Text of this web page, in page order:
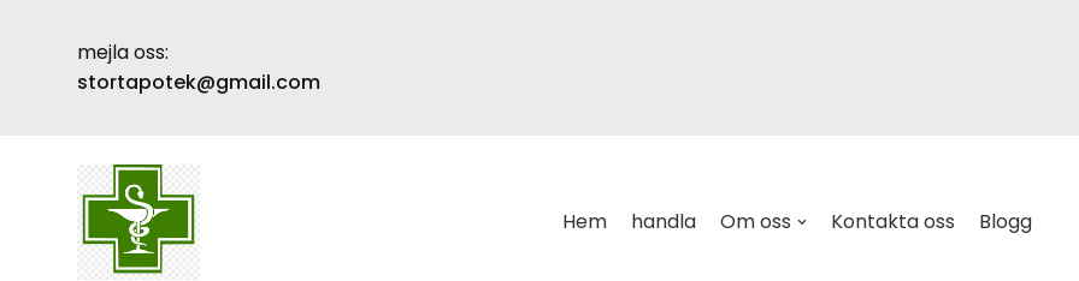
mejla oss:
stortapotek@gmail.com
Hem handla Om oss Kontakta oss Blogg